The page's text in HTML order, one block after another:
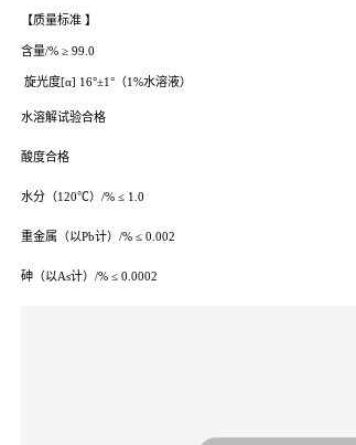
【质量标准 】
含量/% ≥ 99.0
旋光度[α] 16°±1°（1%水溶液）
水溶解试验合格
酸度合格
水分（120℃）/% ≤ 1.0
重金属（以Pb计）/% ≤ 0.002
砷（以As计）/% ≤ 0.0002